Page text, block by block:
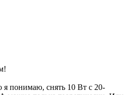
я понимаю, снять 10 Вт с 20-